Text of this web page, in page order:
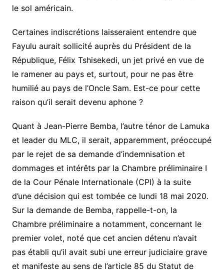
le sol américain.
Certaines indiscrétions laisseraient entendre que
Fayulu aurait sollicité auprès du Président de la
République, Félix Tshisekedi, un jet privé en vue de
le ramener au pays et, surtout, pour ne pas être
humilié au pays de l’Oncle Sam. Est-ce pour cette
raison qu’il serait devenu aphone ?
Quant à Jean-Pierre Bemba, l’autre ténor de Lamuka
et leader du MLC, il serait, apparemment, préoccupé
par le rejet de sa demande d’indemnisation et
dommages et intérêts par la Chambre préliminaire I
de la Cour Pénale Internationale (CPI) à la suite
d’une décision qui est tombée ce lundi 18 mai 2020.
Sur la demande de Bemba, rappelle-t-on, la
Chambre préliminaire a notamment, concernant le
premier volet, noté que cet ancien détenu n’avait
pas établi qu’il avait subi une erreur judiciaire grave
et manifeste au sens de l’article 85 du Statut de